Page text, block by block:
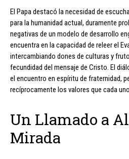
El Papa destacó la necesidad de
para la humanidad actual, duramente
negativas de un modelo de desarrollo
encuentra en la capacidad de releer el
intercambiando dones de culturas y
fecundidad del mensaje de Cristo. El
el encuentro en espíritu de fraternidad,
recíprocamente los valores que cada
Un Llamado a
Mirada